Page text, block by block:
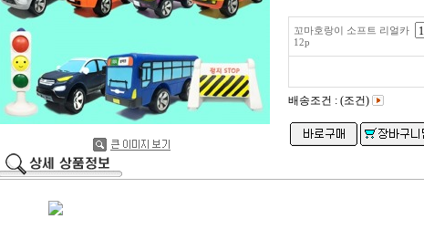
꼬마호랑이 소프트 리얼카
12p
배송조건 : (조건)